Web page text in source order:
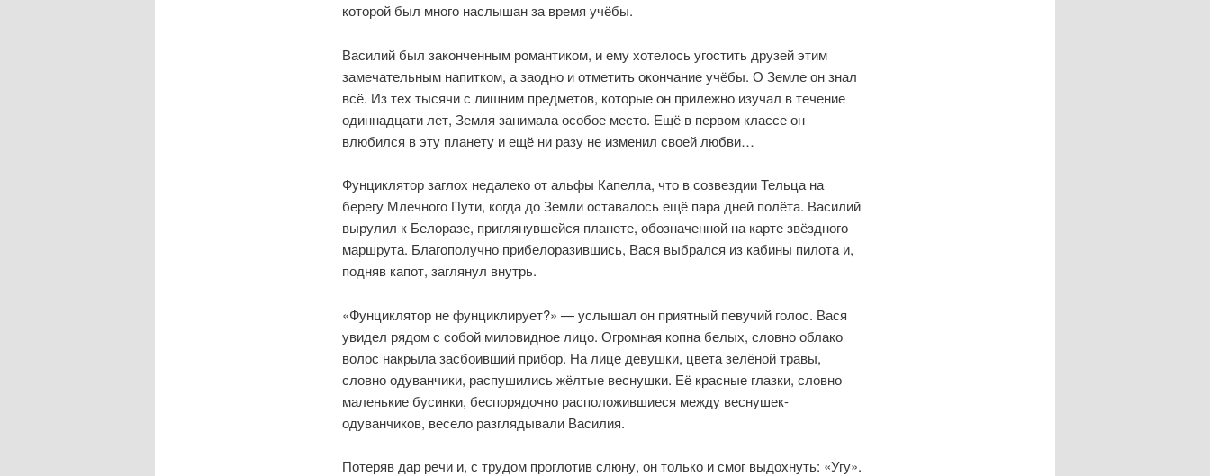
которой был много наслышан за время учёбы.
Василий был законченным романтиком, и ему хотелось угостить друзей этим
замечательным напитком, а заодно и отметить окончание учёбы. О Земле он знал
всё. Из тех тысячи с лишним предметов, которые он прилежно изучал в течение
одиннадцати лет, Земля занимала особое место. Ещё в первом классе он
влюбился в эту планету и ещё ни разу не изменил своей любви…
Фунциклятор заглох недалеко от альфы Капелла, что в созвездии Тельца на
берегу Млечного Пути, когда до Земли оставалось ещё пара дней полёта. Василий
вырулил к Белоразе, приглянувшейся планете, обозначенной на карте звёздного
маршрута. Благополучно прибелоразившись, Вася выбрался из кабины пилота и,
подняв капот, заглянул внутрь.
«Фунциклятор не фунциклирует?» — услышал он приятный певучий голос. Вася
увидел рядом с собой миловидное лицо. Огромная копна белых, словно облако
волос накрыла засбоивший прибор. На лице девушки, цвета зелёной травы,
словно одуванчики, распушились жёлтые веснушки. Её красные глазки, словно
маленькие бусинки, беспорядочно расположившиеся между веснушек-
одуванчиков, весело разглядывали Василия.
Потеряв дар речи и, с трудом проглотив слюну, он только и смог выдохнуть: «Угу».